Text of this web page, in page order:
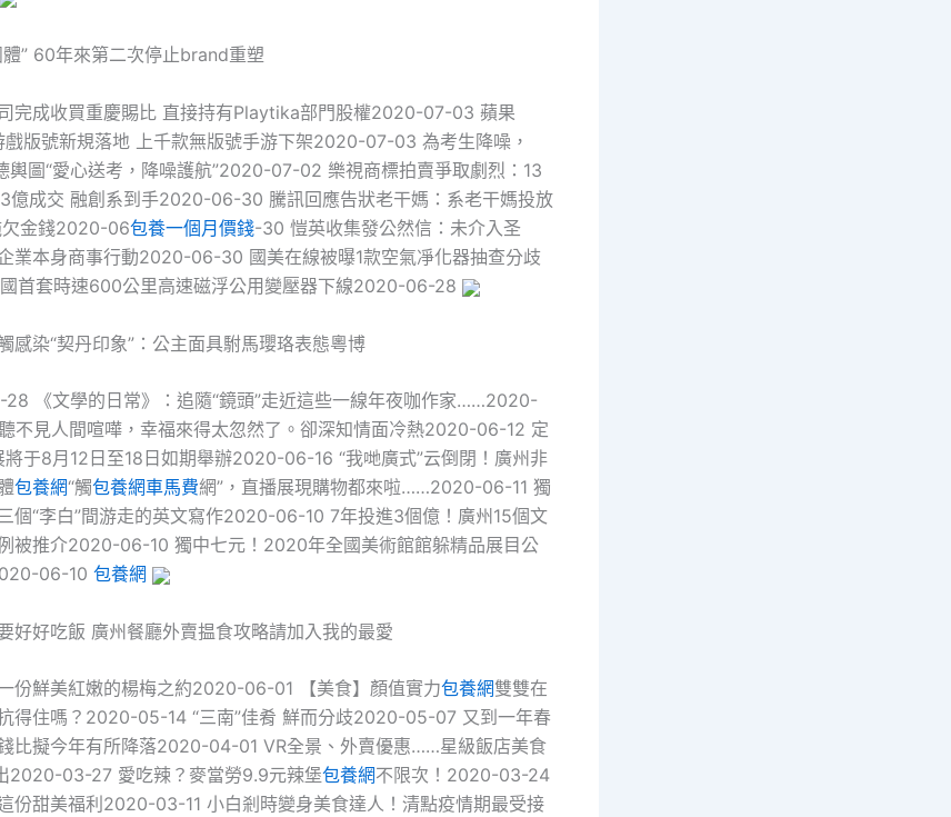
” 60年來第二次停止brand重塑
完成收買重慶賜比 直接持有Playtika部門股權2020-07-03 蘋果
版號新規落地 上千款無版號手游下架2020-07-03 為考生降噪，
輿圖“愛心送考，降噪護航”2020-07-02 樂視商標拍賣爭取劇烈：13
億成交 融創系到手2020-06-30 騰訊回應告狀老干媽：系老干媽投放
欠金錢2020-06包養一個月價錢-30 愷英收集發公然信：未介入圣
業本身商事行動2020-06-30 國美在線被曝1款空氣凈化器抽查分歧
首套時速600公里高速磁浮公用變壓器下線2020-06-28
感染“契丹印象”：公主面具駙馬瓔珞表態粵博
《文學的日常》：追隨“鏡頭”走近這些一線年夜咖作家……2020-
不見人間喧嘩，幸福來得太忽然了。卻深知情面冷熱2020-06-12 定
于8月12日至18日如期舉辦2020-06-16 “我哋廣式”云倒閉！廣州非
包養網“觸包養網車馬費網”，直播展現購物都來啦……2020-06-11 獨
個“李白”間游走的英文寫作2020-06-10 7年投進3個億！廣州15個文
被推介2020-06-10 獨中七元！2020年全國美術館館躲精品展目公
06-10 包養網
好好吃飯 廣州餐廳外賣揾食攻略請加入我的最愛
份鮮美紅嫩的楊梅之約2020-06-01 【美食】顏值實力包養網雙雙在
得住嗎？2020-05-14 “三南”佳肴 鮮而分歧2020-05-07 又到一年春
比擬今年有所降落2020-04-01 VR全景、外賣優惠……星級飯店美食
2020-03-27 愛吃辣？麥當勞9.9元辣堡包養網不限次！2020-03-24
份甜美福利2020-03-11 小白剎時變身美食達人！清點疫情期最受接